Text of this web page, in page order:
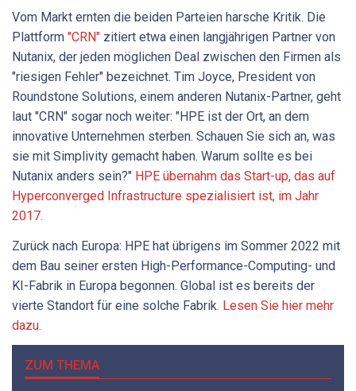
Vom Markt ernten die beiden Parteien harsche Kritik. Die
Plattform "CRN" zitiert etwa einen langjährigen Partner von
Nutanix, der jeden möglichen Deal zwischen den Firmen als
"riesigen Fehler" bezeichnet. Tim Joyce, President von
Roundstone Solutions, einem anderen Nutanix-Partner, geht
laut "CRN" sogar noch weiter: "HPE ist der Ort, an dem
innovative Unternehmen sterben. Schauen Sie sich an, was
sie mit Simplivity gemacht haben. Warum sollte es bei
Nutanix anders sein?" HPE übernahm das Start-up, das auf
Hyperconverged Infrastructure spezialisiert ist, im Jahr
2017.
Zurück nach Europa: HPE hat übrigens im Sommer 2022 mit
dem Bau seiner ersten High-Performance-Computing- und
KI-Fabrik in Europa begonnen. Global ist es bereits der
vierte Standort für eine solche Fabrik. Lesen Sie hier mehr
dazu.
ZUM THEMA